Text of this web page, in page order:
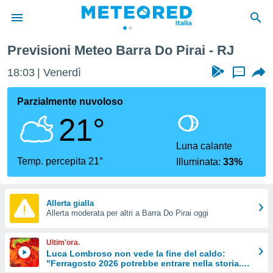
di
per
le
di
Web
le
Previsioni Meteo Barra Do Pirai - RJ
18:03 Venerdì ...
Parzialmente nuvoloso
21°
Temp. percepita 21°
Luna calante
Illuminata:33%
Allerta gialla
Allerta moderata per altri a Barra Do Pirai oggi
Ultim'ora.
Luca Lombroso non vede la fine del caldo:
"Ferragosto 2026 potrebbe entrare nella storia.